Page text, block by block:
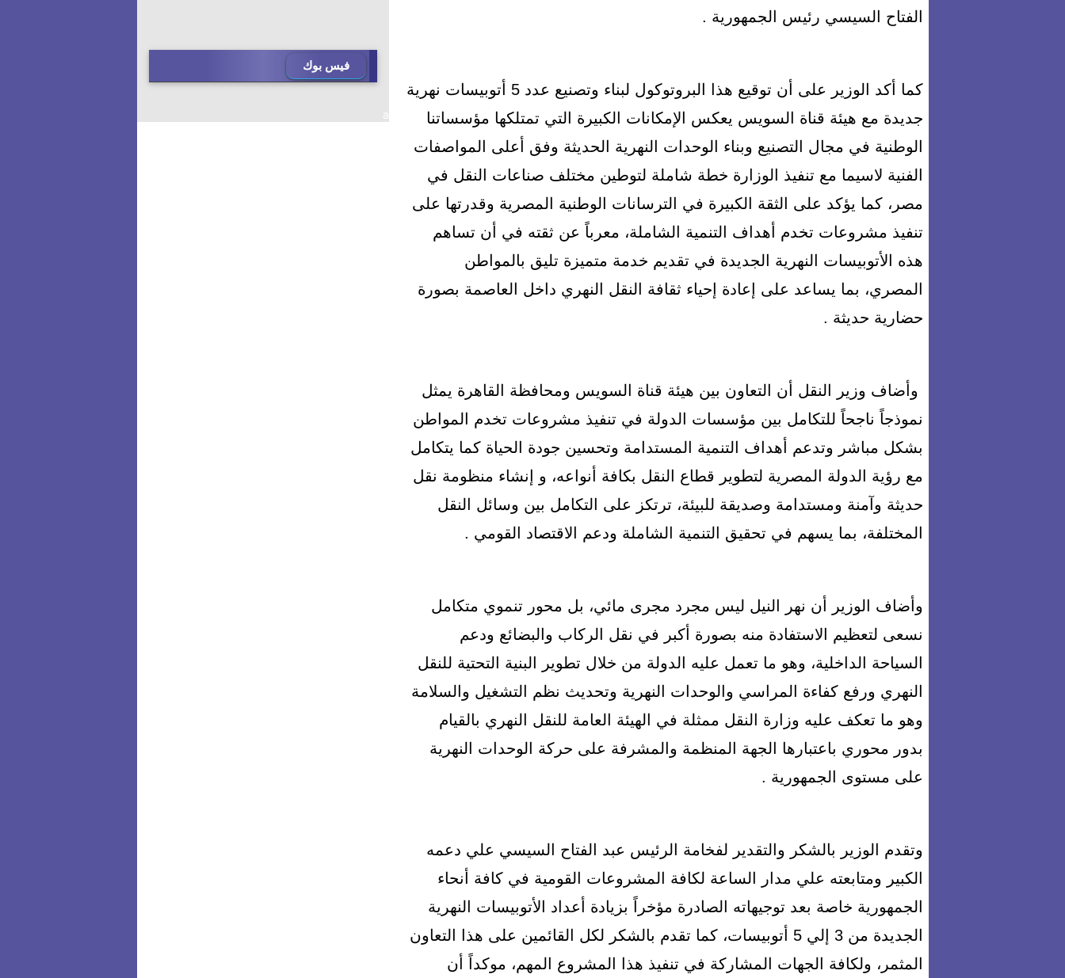
الفتاح السيسي رئيس الجمهورية .
كما أكد الوزير على أن توقيع هذا البروتوكول لبناء وتصنيع عدد 5 أتوبيسات نهرية
جديدة مع هيئة قناة السويس يعكس الإمكانات الكبيرة التي تمتلكها مؤسساتنا
الوطنية في مجال التصنيع وبناء الوحدات النهرية الحديثة وفق أعلى المواصفات
الفنية لاسيما مع تنفيذ الوزارة خطة شاملة لتوطين مختلف صناعات النقل في
مصر، كما يؤكد على الثقة الكبيرة في الترسانات الوطنية المصرية وقدرتها على
تنفيذ مشروعات تخدم أهداف التنمية الشاملة، معرباً عن ثقته في أن تساهم
هذه الأتوبيسات النهرية الجديدة في تقديم خدمة متميزة تليق بالمواطن
المصري، بما يساعد على إعادة إحياء ثقافة النقل النهري داخل العاصمة بصورة
حضارية حديثة .
وأضاف وزير النقل أن التعاون بين هيئة قناة السويس ومحافظة القاهرة يمثل
نموذجاً ناجحاً للتكامل بين مؤسسات الدولة في تنفيذ مشروعات تخدم المواطن
بشكل مباشر وتدعم أهداف التنمية المستدامة وتحسين جودة الحياة كما يتكامل
مع رؤية الدولة المصرية لتطوير قطاع النقل بكافة أنواعه، و إنشاء منظومة نقل
حديثة وآمنة ومستدامة وصديقة للبيئة، ترتكز على التكامل بين وسائل النقل
المختلفة، بما يسهم في تحقيق التنمية الشاملة ودعم الاقتصاد القومي .
وأضاف الوزير أن نهر النيل ليس مجرد مجرى مائي، بل محور تنموي متكامل
نسعى لتعظيم الاستفادة منه بصورة أكبر في نقل الركاب والبضائع ودعم
السياحة الداخلية، وهو ما تعمل عليه الدولة من خلال تطوير البنية التحتية للنقل
النهري ورفع كفاءة المراسي والوحدات النهرية وتحديث نظم التشغيل والسلامة
وهو ما تعكف عليه وزارة النقل ممثلة في الهيئة العامة للنقل النهري بالقيام
بدور محوري باعتبارها الجهة المنظمة والمشرفة على حركة الوحدات النهرية
على مستوى الجمهورية .
وتقدم الوزير بالشكر والتقدير لفخامة الرئيس عبد الفتاح السيسي علي دعمه
الكبير ومتابعته علي مدار الساعة لكافة المشروعات القومية في كافة أنحاء
الجمهورية خاصة بعد توجيهاته الصادرة مؤخراً بزيادة أعداد الأتوبيسات النهرية
الجديدة من 3 إلي 5 أتوبيسات، كما تقدم بالشكر لكل القائمين على هذا التعاون
المثمر، ولكافة الجهات المشاركة في تنفيذ هذا المشروع المهم، موكداً أن
فيس بوك
a